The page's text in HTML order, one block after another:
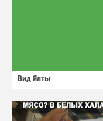
Вид Ялты